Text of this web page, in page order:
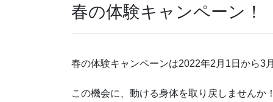
春の体験キャンペーン！
春の体験キャンペーンは2022年2月1日から3
この機会に、動ける身体を取り戻しませんか